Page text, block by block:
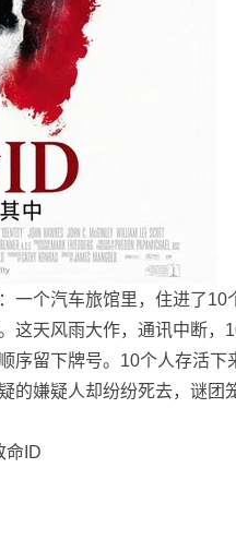
一个汽车旅馆里，住进了
这天风雨大作，通讯中断，
序留下牌号。10个人存活
的嫌疑人却纷纷死去，谜
ID